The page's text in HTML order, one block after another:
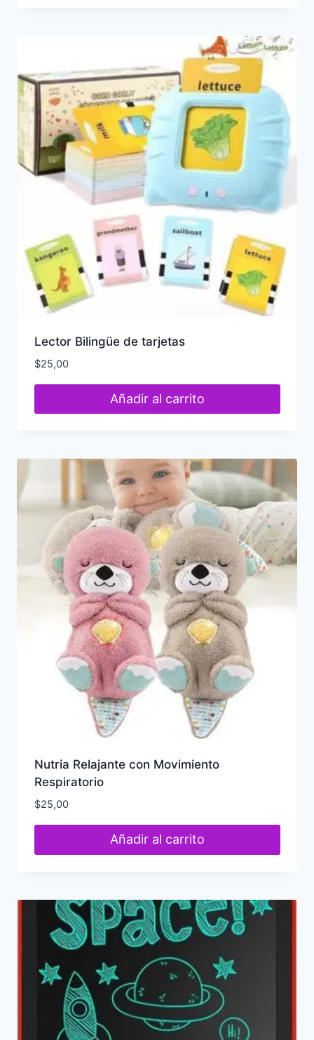
Lector Bilingüe de tarjetas
$25,00
Añadir al carrito
Nutria Relajante con Movimiento
Respiratorio
$25,00
Añadir al carrito